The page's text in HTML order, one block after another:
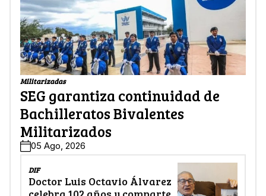
Militarizadas
SEG garantiza continuidad de
Bachilleratos Bivalentes
Militarizados
05 Ago, 2026
DIF
Doctor Luis Octavio Álvarez